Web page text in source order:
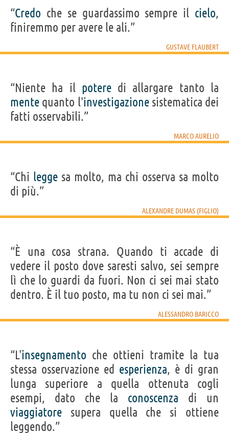
“Credo che se guardassimo sempre il cielo,
finiremmo per avere le ali.”
GUSTAVE FLAUBERT
“Niente ha il poteredi allargare tanto la
mente quanto l'investigazionesistematica dei
fatti osservabili.”
MARCO AURELIO
“Chi legge sa molto, ma chi osserva sa molto
di più.”
ALEXANDRE DUMAS (FIGLIO)
“È una cosa strana. Quando ti accade di
vedere il posto dove saresti salvo, sei sempre
lì che lo guardi da fuori. Non ci sei mai stato
dentro. È il tuo posto, ma tu non ci sei mai.”
ALESSANDRO BARICCO
“L'insegnamento che ottieni tramite la tua
stessa osservazione ed esperienza, è di gran
lunga superiore a quella ottenuta cogli
esempi, dato che la conoscenza di un
viaggiatore supera quella che si ottiene
leggendo.”